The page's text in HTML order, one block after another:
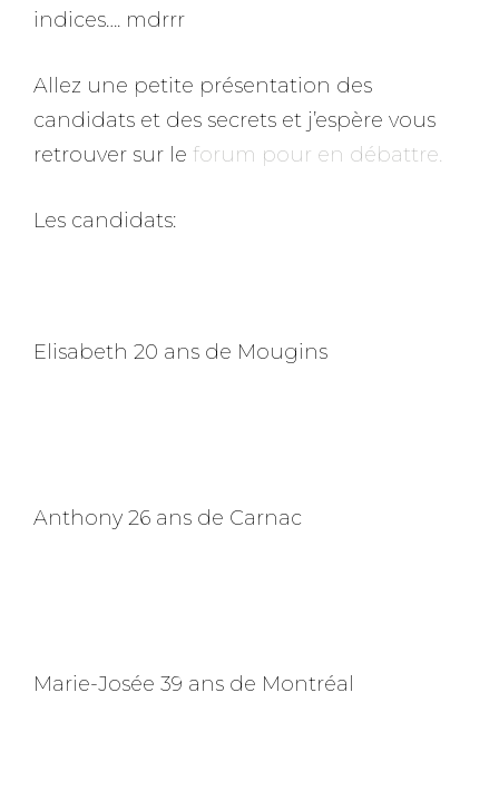
indices…. mdrrr
Allez une petite présentation des
candidats et des secrets et j’espère vous
retrouver sur le forum pour en débattre.
Les candidats:
Elisabeth 20 ans de Mougins
Anthony 26 ans de Carnac
Marie-Josée 39 ans de Montréal